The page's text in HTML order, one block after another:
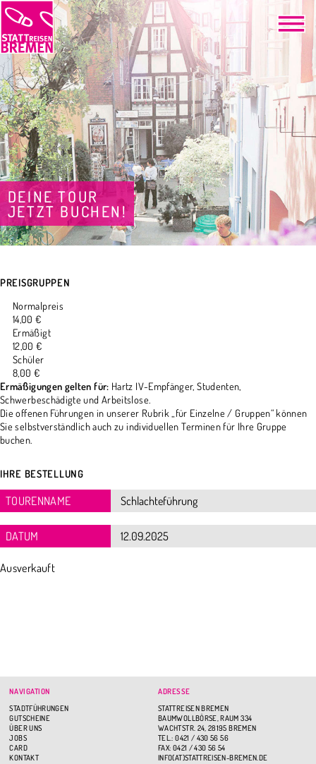
DEINE TOUR
JETZT BUCHEN!
PREISGRUPPEN
Normalpreis
14,00 €
Ermäßigt
12,00 €
Schüler
8,00 €
Ermäßigungen gelten für: Hartz IV-Empfänger, Studenten,
Schwerbeschädigte und Arbeitslose.
Die offenen Führungen in unserer Rubrik „für Einzelne / Gruppen“ können
Sie selbstverständlich auch zu individuellen Terminen für Ihre Gruppe
buchen.
IHRE BESTELLUNG
TOURENNAME
DATUM
Ausverkauft
NAVIGATION
STADTFÜHRUNGEN
GUTSCHEINE
ÜBER UNS
JOBS
CARD
KONTAKT
ADRESSE
STATTREISEN BREMEN
BAUMWOLLBÖRSE, RAUM 334
WACHTSTR. 24, 28195 BREMEN
TEL.: 0421 / 430 56 56
FAX: 0421 / 430 56 54
INFO(AT)STATTREISEN-BREMEN.DE